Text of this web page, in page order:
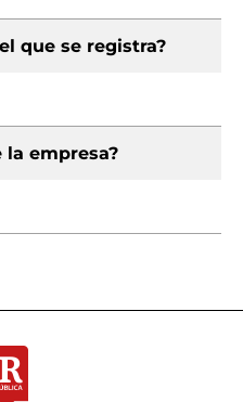
que se registra?
la empresa?